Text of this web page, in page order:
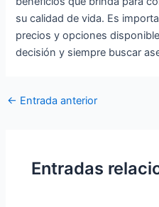
su calidad de vida. Es
precios y opciones
decisión y siempre buscar
Navegación
← Entrada anterior
Entradas